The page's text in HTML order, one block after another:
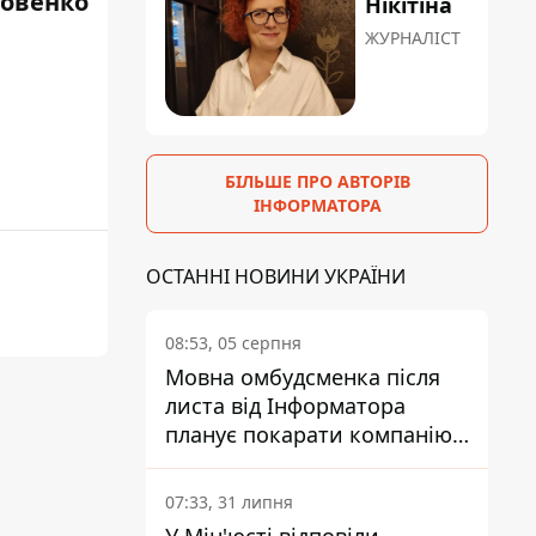
ЖУРНАЛІСТ
БІЛЬШЕ ПРО АВТОРІВ
ІНФОРМАТОРА
ОСТАННІ НОВИНИ УКРАЇНИ
08:53, 05 серпня
Мовна омбудсменка після
листа від Інформатора
планує покарати компанію-
підрядника ПриватБанку
07:33, 31 липня